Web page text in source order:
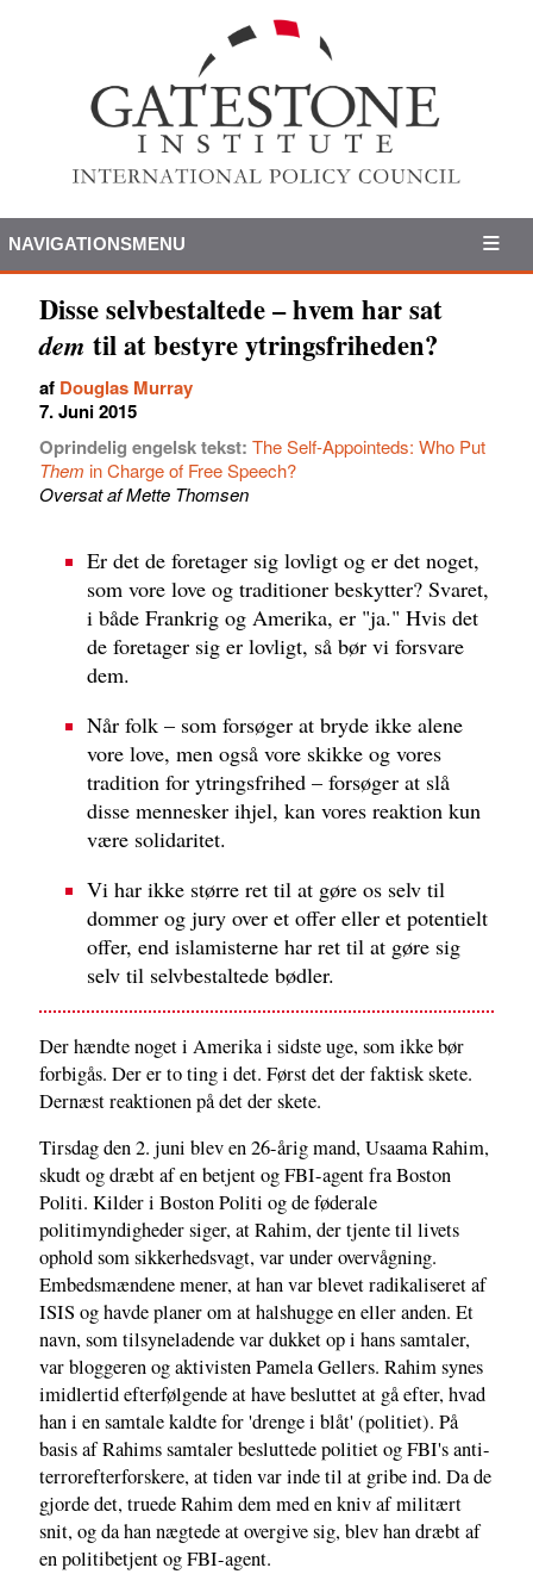
NAVIGATIONSMENU
Disse selvbestaltede – hvem har sat
dem til at bestyre ytringsfriheden?
af Douglas Murray
7. Juni 2015
Oprindelig engelsk tekst: The Self-Appointeds: Who Put
Them in Charge of Free Speech?
Oversat af Mette Thomsen
Er det de foretager sig lovligt og er det noget,
som vore love og traditioner beskytter? Svaret,
i både Frankrig og Amerika, er "ja." Hvis det
de foretager sig er lovligt, så bør vi forsvare
dem.
Når folk – som forsøger at bryde ikke alene
vore love, men også vore skikke og vores
tradition for ytringsfrihed – forsøger at slå
disse mennesker ihjel, kan vores reaktion kun
være solidaritet.
Vi har ikke større ret til at gøre os selv til
dommer og jury over et offer eller et potentielt
offer, end islamisterne har ret til at gøre sig
selv til selvbestaltede bødler.
Der hændte noget i Amerika i sidste uge, som ikke bør
forbigås. Der er to ting i det. Først det der faktisk skete.
Dernæst reaktionen på det der skete.
Tirsdag den 2. juni blev en 26-årig mand, Usaama Rahim,
skudt og dræbt af en betjent og FBI-agent fra Boston
Politi. Kilder i Boston Politi og de føderale
politimyndigheder siger, at Rahim, der tjente til livets
ophold som sikkerhedsvagt, var under overvågning.
Embedsmændene mener, at han var blevet radikaliseret af
ISIS og havde planer om at halshugge en eller anden. Et
navn, som tilsyneladende var dukket op i hans samtaler,
var bloggeren og aktivisten Pamela Gellers. Rahim synes
imidlertid efterfølgende at have besluttet at gå efter, hvad
han i en samtale kaldte for 'drenge i blåt' (politiet). På
basis af Rahims samtaler besluttede politiet og FBI's anti-
terrorefterforskere, at tiden var inde til at gribe ind. Da de
gjorde det, truede Rahim dem med en kniv af militært
snit, og da han nægtede at overgive sig, blev han dræbt af
en politibetjent og FBI-agent.